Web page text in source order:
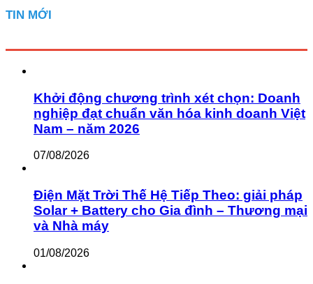
TIN MỚI
Khởi động chương trình xét chọn: Doanh
nghiệp đạt chuẩn văn hóa kinh doanh Việt
Nam – năm 2026
07/08/2026
Điện Mặt Trời Thế Hệ Tiếp Theo: giải pháp
Solar + Battery cho Gia đình – Thương mại
và Nhà máy
01/08/2026